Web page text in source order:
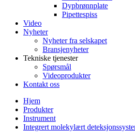
Dypbrønnplate
Pipettespiss
Video
Nyheter
Nyheter fra selskapet
Bransjenyheter
Tekniske tjenester
Spørsmål
Videoprodukter
Kontakt oss
Hjem
Produkter
Instrument
Integrert molekylært